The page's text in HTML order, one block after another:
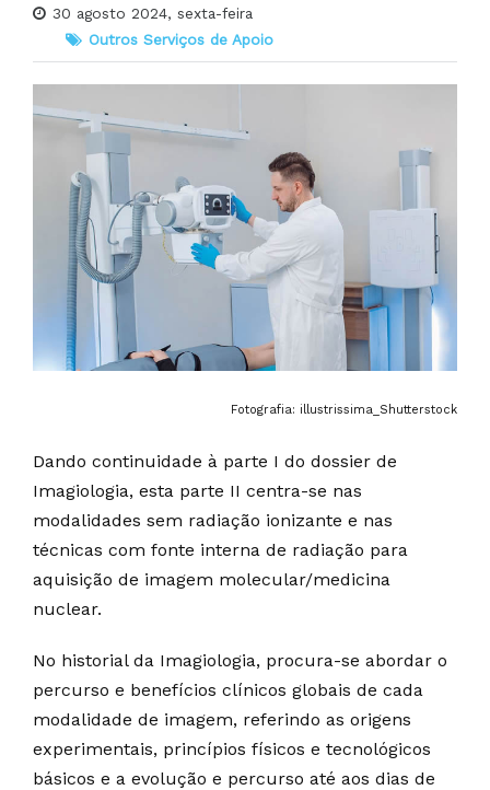
30 agosto 2024, sexta-feira
Outros Serviços de Apoio
Fotografia: illustrissima_Shutterstock
Dando continuidade à parte I do dossier de
Imagiologia, esta parte II centra-se nas
modalidades sem radiação ionizante e nas
técnicas com fonte interna de radiação para
aquisição de imagem molecular/medicina
nuclear.
No historial da Imagiologia, procura-se abordar o
percurso e benefícios clínicos globais de cada
modalidade de imagem, referindo as origens
experimentais, princípios físicos e tecnológicos
básicos e a evolução e percurso até aos dias de